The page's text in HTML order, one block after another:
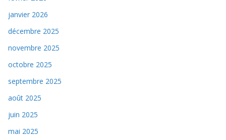
janvier 2026
décembre 2025
novembre 2025
octobre 2025
septembre 2025
août 2025
juin 2025
mai 2025